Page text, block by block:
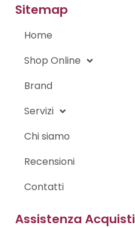
o
-
f
r
Sitemap
Home
Shop Online
Brand
Servizi
Chi siamo
Recensioni
Contatti
Assistenza Acquisti